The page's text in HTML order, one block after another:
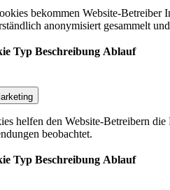
bekommen Website-Betreiber
anonymisiert gesammelt
Typ Beschreibung Ablauf
helfen den Website-Betreibern
beobachtet.
Typ Beschreibung Ablauf